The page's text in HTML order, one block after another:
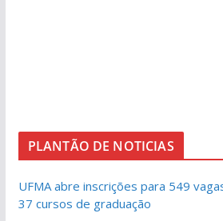
PLANTÃO DE NOTICIAS
UFMA abre inscrições para 549
37 cursos de graduação